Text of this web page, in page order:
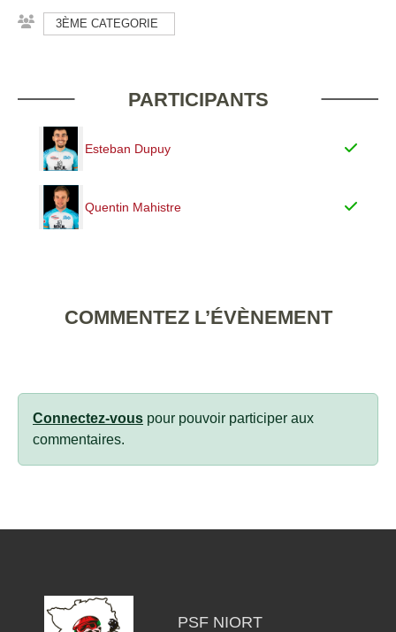
3ÈME CATEGORIE
PARTICIPANTS
Esteban Dupuy
Quentin Mahistre
COMMENTEZ L’ÉVÈNEMENT
Connectez-vous pour pouvoir participer aux
commentaires.
PSF NIORT